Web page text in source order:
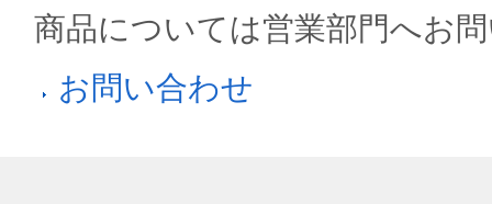
商品については営業部門へお
お問い合わせ